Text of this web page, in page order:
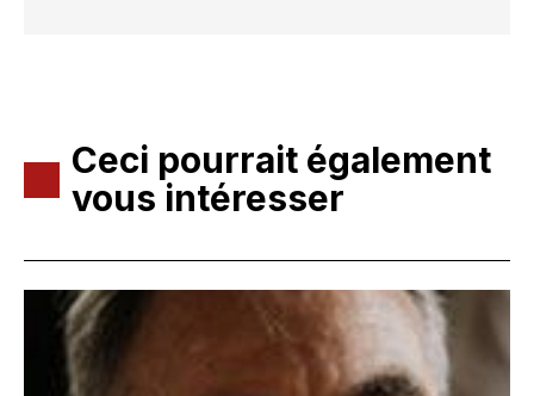
Ceci pourrait également
vous intéresser